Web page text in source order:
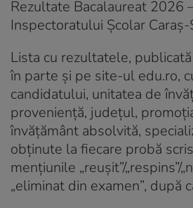
Rezultate Bacalaureat 2026
Inspectoratului Școlar Caraș-
Lista cu rezultatele,
în parte și pe site-ul edu.ro,
candidatului, unitatea de
proveniență, județul,
învățământ absolvită,
obținute la fiecare probă
mențiunile „reușit”/„respins”/
„eliminat din examen”, după